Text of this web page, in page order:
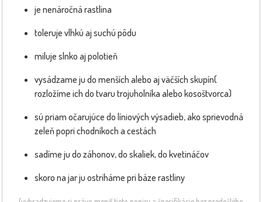
je nenáročná rastlina
toleruje vlhkú aj suchú pôdu
miluje slnko aj polotieň
vysádzame ju do menších alebo aj väčších skupín(
rozložíme ich do tvaru trojuholníka alebo kosoštvorca)
sú priam očarujúce do líniových výsadieb, ako sprievodná
zeleň popri chodníkoch a cestách
sadíme ju do záhonov, do skaliek, do kvetináčov
skoro na jar ju ostriháme pri báze rastliny